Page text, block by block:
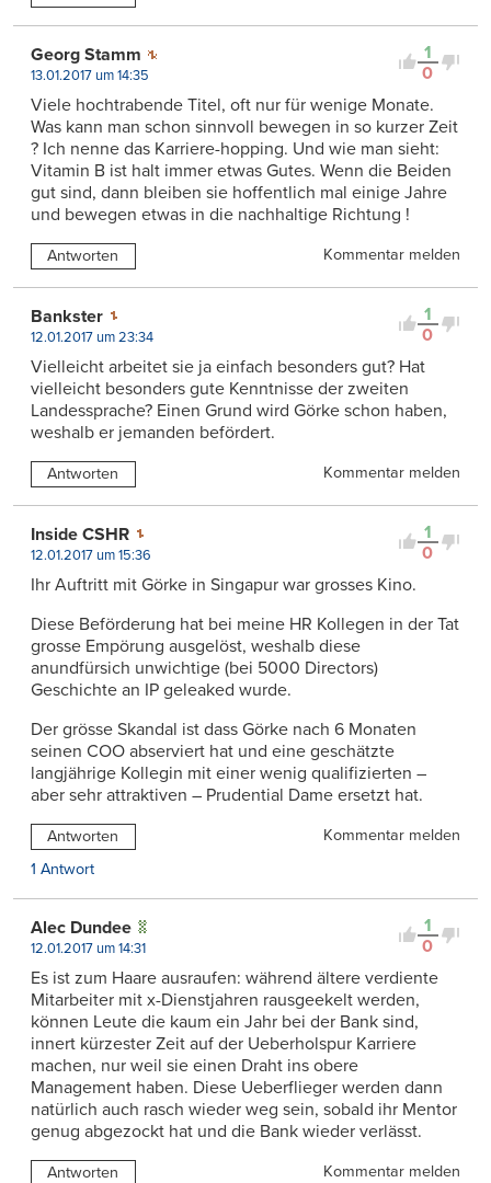
1
0
Georg Stamm
13.01.2017 um 14:35
Viele hochtrabende Titel, oft nur für wenige Monate.
Was kann man schon sinnvoll bewegen in so kurzer Zeit
? Ich nenne das Karriere-hopping. Und wie man sieht:
Vitamin B ist halt immer etwas Gutes. Wenn die Beiden
gut sind, dann bleiben sie hoffentlich mal einige Jahre
und bewegen etwas in die nachhaltige Richtung !
Antworten Kommentar melden
1
0
Bankster
12.01.2017 um 23:34
Vielleicht arbeitet sie ja einfach besonders gut? Hat
vielleicht besonders gute Kenntnisse der zweiten
Landessprache? Einen Grund wird Görke schon haben,
weshalb er jemanden befördert.
Antworten Kommentar melden
1
0
Inside CSHR
12.01.2017 um 15:36
Ihr Auftritt mit Görke in Singapur war grosses Kino.
Diese Beförderung hat bei meine HR Kollegen in der Tat
grosse Empörung ausgelöst, weshalb diese
anundfürsich unwichtige (bei 5000 Directors)
Geschichte an IP geleaked wurde.
Der grösse Skandal ist dass Görke nach 6 Monaten
seinen COO abserviert hat und eine geschätzte
langjährige Kollegin mit einer wenig qualifizierten –
aber sehr attraktiven – Prudential Dame ersetzt hat.
Antworten
Kommentar melden
1 Antwort
1
0
Alec Dundee
12.01.2017 um 14:31
Es ist zum Haare ausraufen: während ältere verdiente
Mitarbeiter mit x-Dienstjahren rausgeekelt werden,
können Leute die kaum ein Jahr bei der Bank sind,
innert kürzester Zeit auf der Ueberholspur Karriere
machen, nur weil sie einen Draht ins obere
Management haben. Diese Ueberflieger werden dann
natürlich auch rasch wieder weg sein, sobald ihr Mentor
genug abgezockt hat und die Bank wieder verlässt.
Antworten
Kommentar melden